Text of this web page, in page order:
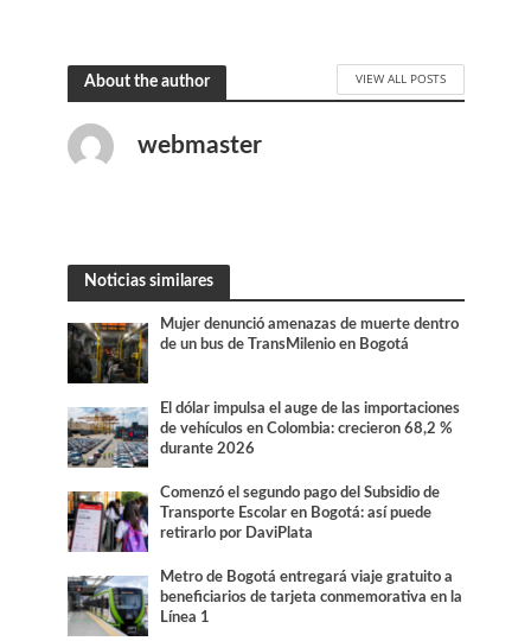
About the author VIEW ALL POSTS
webmaster
Noticias similares
Mujer denunció amenazas de muerte dentro
de un bus de TransMilenio en Bogotá
El dólar impulsa el auge de las importaciones
de vehículos en Colombia: crecieron 68,2 %
durante 2026
Comenzó el segundo pago del Subsidio de
Transporte Escolar en Bogotá: así puede
retirarlo por DaviPlata
Metro de Bogotá entregará viaje gratuito a
beneficiarios de tarjeta conmemorativa en la
Línea 1